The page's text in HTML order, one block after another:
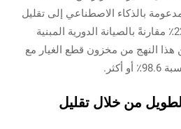
بالذكاء الاصطناعي إلى تقليل
عدد توقفات الإنتاج بنسبة 22٪ مقارنةً بالصيانة الدورية المبنية
النهج من مخزون قطع الغيار مع
من خلال تقليل